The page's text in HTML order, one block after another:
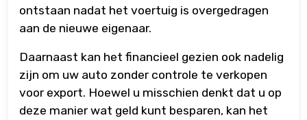
ontstaan nadat het voertuig is overgedragen
aan de nieuwe eigenaar.
Daarnaast kan het financieel gezien ook nadelig
zijn om uw auto zonder controle te verkopen
voor export. Hoewel u misschien denkt dat u op
deze manier wat geld kunt besparen, kan het